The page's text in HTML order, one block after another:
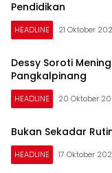
Pendidikan
HEADLINE 21 Oktober
Dessy Soroti
Pangkalpinang
HEADLINE 20 Oktober
Bukan Sekadar
HEADLINE 17 Oktober